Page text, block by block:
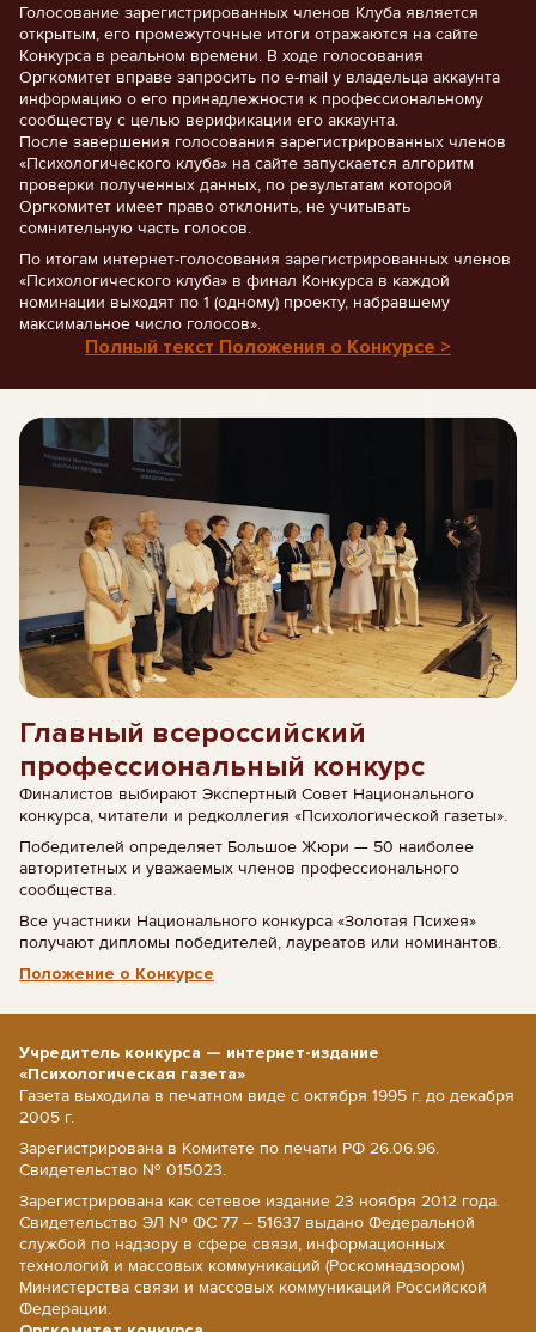
Голосование зарегистрированных членов Клуба является
открытым, его промежуточные итоги отражаются на сайте
Конкурса в реальном времени. В ходе голосования
Оргкомитет вправе запросить по e-mail у владельца аккаунта
информацию о его принадлежности к профессиональному
сообществу с целью верификации его аккаунта.
После завершения голосования зарегистрированных членов
«Психологического клуба» на сайте запускается алгоритм
проверки полученных данных, по результатам которой
Оргкомитет имеет право отклонить, не учитывать
сомнительную часть голосов.
По итогам интернет-голосования зарегистрированных членов
«Психологического клуба» в финал Конкурса в каждой
номинации выходят по 1 (одному) проекту, набравшему
максимальное число голосов».
Полный текст Положения о Конкурсе >
Главный всероссийский
профессиональный конкурс
Финалистов выбирают Экспертный Совет Национального
конкурса, читатели и редколлегия «Психологической газеты».
Победителей определяет Большое Жюри — 50 наиболее
авторитетных и уважаемых членов профессионального
сообщества.
Все участники Национального конкурса «Золотая Психея»
получают дипломы победителей, лауреатов или номинантов.
Положение о Конкурсе
Учредитель конкурса — интернет-издание
«Психологическая газета»
Газета выходила в печатном виде с октября 1995 г. до декабря
2005 г.
Зарегистрирована в Комитете по печати РФ 26.06.96.
Свидетельство № 015023.
Зарегистрирована как сетевое издание 23 ноября 2012 года.
Свидетельство ЭЛ № ФС 77 – 51637 выдано Федеральной
службой по надзору в сфере связи, информационных
технологий и массовых коммуникаций (Роскомнадзором)
Министерства связи и массовых коммуникаций Российской
Федерации.